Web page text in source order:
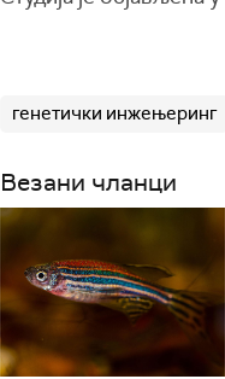
генетички инжењеринг
Везани чланци